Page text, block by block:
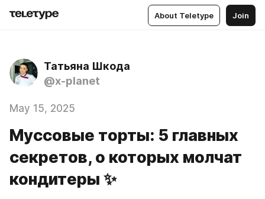
About Teletype Join
Татьяна Шкода
@x-planet
May 15, 2025
Муссовые торты: 5 главных
секретов, о которых молчат
кондитеры ✨